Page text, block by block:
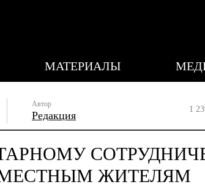
МАТЕРИАЛЫ
Автор
Редакция
1
ЖИТЕЛЯМ